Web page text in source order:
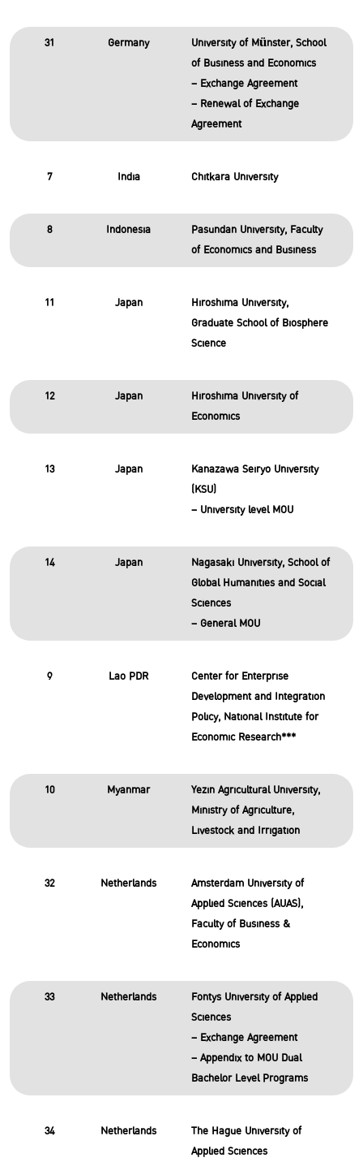
31 Germany
University of Münster, School
of Business and Economics
– Exchange Agreement
– Renewal of Exchange
Agreement
7 India Chitkara University
8 Indonesia
Pasundan University, Faculty
of Economics and Business
11 Japan
Hiroshima University,
Graduate School of Biosphere
Science
12 Japan
Hiroshima University of
Economics
13 Japan
Kanazawa Seiryo University
(KSU)
– University level MOU
14 Japan
Nagasaki University, School of
Global Humanities and Social
Sciences
– General MOU
9 Lao PDR
Center for Enterprise
Development and Integration
Policy, National Institute for
Economic Research***
10 Myanmar
Yezin Agricultural University,
Ministry of Agriculture,
Livestock and Irrigation
32 Netherlands
Amsterdam University of
Applied Sciences (AUAS),
Faculty of Business &
Economics
33 Netherlands
Fontys University of Applied
Sciences
– Exchange Agreement
– Appendix to MOU Dual
Bachelor Level Programs
34 Netherlands
The Hague University of
Applied Sciences